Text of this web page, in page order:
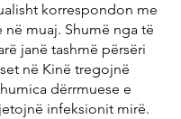
korrespondon me
në muaj. Shumë nga të
janë tashmë përsëri
në Kinë tregojnë
dërrmuese e
infeksionit mirë.